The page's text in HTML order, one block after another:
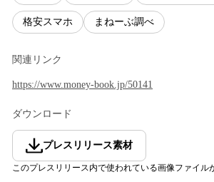
格安スマホ まねーぶ調べ
関連リンク
https://www.money-book.jp/50141
ダウンロード
プレスリリース素材
このプレスリリース内で使われている画像ファイル